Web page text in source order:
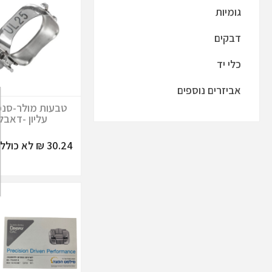
טבעות מולר-
עליון -דאבל
30.24 ₪ לא כולל מע"מ
גומיות
דבקים
כלי יד
אביזרים נוספים